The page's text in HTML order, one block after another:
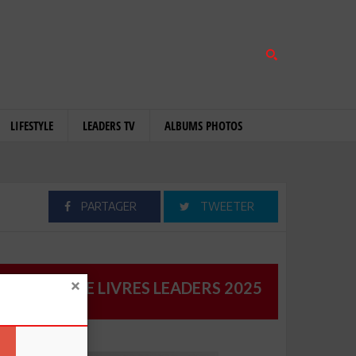
LIFESTYLE LEADERS TV ALBUMS PHOTOS
PARTAGER TWEETER
CATALOGUE LIVRES LEADERS 2025